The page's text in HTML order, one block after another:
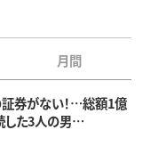
月間
券がない！…総額1億
した3人の男…